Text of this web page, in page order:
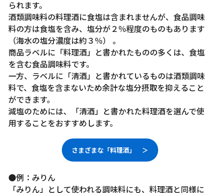
られます。
酒類調味料の料理酒に食塩は含まれませんが、食品調味
料の方は食塩を含み、塩分が２％程度のものもあります
（海水の塩分濃度は約３％） 。
商品ラベルに「料理酒」と書かれたものの多くは、食塩
を含む食品調味料です。
一方、ラベルに「清酒」と書かれているものは酒類調味
料で、食塩を含まないため余計な塩分摂取を抑えること
ができます。
減塩のためには、「清酒」と書かれた料理酒を選んで使
用することをおすすめします。
さまざまな「料理酒」 ＞
●例：みりん
「みりん」として使われる調味料にも、料理酒と同様に